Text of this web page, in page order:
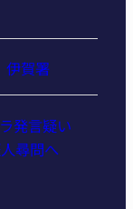
賀署
発言疑い
尋問へ